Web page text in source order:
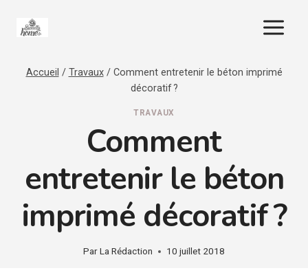
Accueil / Travaux / Comment entretenir le béton imprimé
décoratif ?
TRAVAUX
Comment
entretenir le béton
imprimé décoratif ?
ParLa Rédaction 10 juillet 2018